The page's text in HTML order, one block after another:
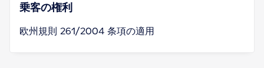
乗客の権利
欧州規則 261/2004 条項の適用